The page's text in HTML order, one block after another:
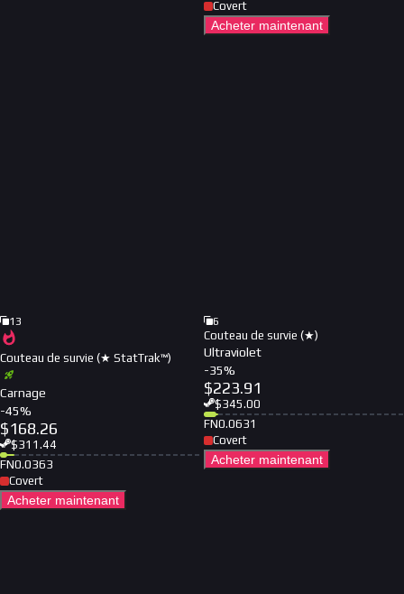
Covert
Acheter maintenant
13
Couteau de survie (★ StatTrak™)
Carnage
-45%
$168.26
$311.44
FN0.0363
Covert
Acheter maintenant
6
Couteau de survie (★)
Ultraviolet
-35%
$223.91
$345.00
FN0.0631
Covert
Acheter maintenant